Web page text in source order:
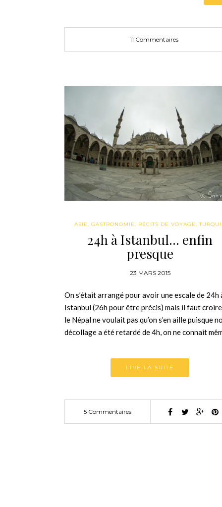
11 Commentaires
ASIE, GASTRONOMIE, RÉCITS DE VOYAGE,
24h à Istanbul… enfin
presque
23 MARS 2015
On s’était arrangé pour avoir une escale de 24h
Istanbul (26h pour être précis) mais il faut
le Népal ne voulait pas qu’on s’en aille puisque
décollage a été retardé de 4h, on ne connait
LIRE LA SUITE
5 Commentaires